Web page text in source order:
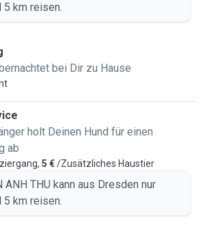
5 km reisen.
bei Dir zu Hause
holt Deinen Hund für einen
ab
5 €/Zusätzliches Haustier
ANH THU kann aus Dresden nur
5 km reisen.